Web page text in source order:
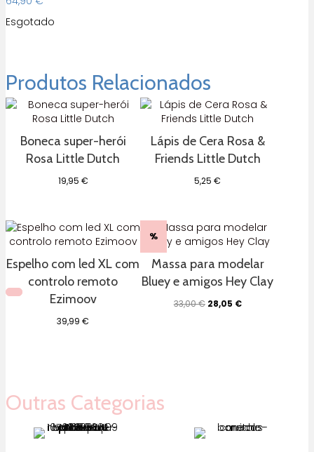
Esgotado
Produtos Relacionados
Boneca super-herói
Rosa Little Dutch
19,95 €
Lápis de Cera Rosa &
Friends Little Dutch
5,25€
Espelho com led XL com
controlo remoto
Ezimoov
39,99€
%
Massa para modelar
Bluey e amigos Hey Clay
33,00€ O
28,05 €O
Outras Categorias